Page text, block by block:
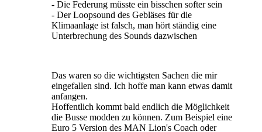
- Die Federung müsste ein bisschen softer sein
- Der Loopsound des Gebläses für die
Klimaanlage ist falsch, man hört ständig eine
Unterbrechung des Sounds dazwischen
Das waren so die wichtigsten Sachen die mir
eingefallen sind. Ich hoffe man kann etwas damit
anfangen.
Hoffentlich kommt bald endlich die Möglichkeit
die Busse modden zu können. Zum Beispiel eine
Euro 5 Version des MAN Lion's Coach oder